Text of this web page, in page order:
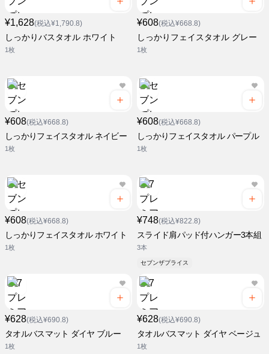
¥1,628(税込¥1,790.8)
しっかりバスタオル ホワイト
1枚
¥608(税込¥668.8)
しっかりフェイスタオル グレー
1枚
¥608(税込¥668.8)
しっかりフェイスタオル ネイビー
1枚
¥608(税込¥668.8)
しっかりフェイスタオル パープル
1枚
¥608(税込¥668.8)
しっかりフェイスタオル ホワイト
1枚
¥748(税込¥822.8)
スライド肩パッド付ハンガー3本組
3本
セブンザプライス
¥628(税込¥690.8)
タオルバスマット ダイヤ ブルー
1枚
¥628(税込¥690.8)
タオルバスマット ダイヤ ベージュ
1枚